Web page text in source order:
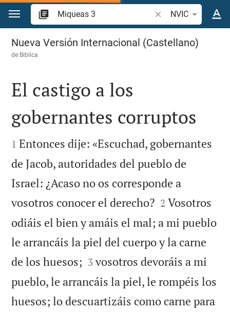
Ir a un contenido
Buscar versículo
NVIC
Miqueas 3
Nueva Versión Internacional (Castellano)
de Biblica

El castigo a los
gobernantes corruptos

1 Entonces dije: «Escuchad, gobernantes
de Jacob, autoridades del pueblo de
Israel: ¿Acaso no os corresponde a
vosotros conocer el derecho?
2 Vosotros
odiáis el bien y amáis el mal; a mi pueblo
le arrancáis la piel del cuerpo y la carne
de los huesos; 

3 vosotros devoráis a mi
pueblo, le arrancáis la piel, le rompéis los
huesos; lo descuartizáis como carne para